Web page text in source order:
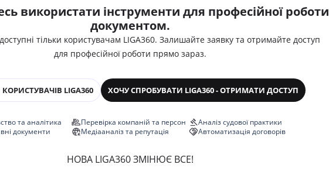
використати інструменти для професійної
документом.
тільки користувачам LIGA360. Залишайте заявку та отримайте доступ
для професійної роботи прямо зараз.
LIGA360 ХОЧУ СПРОБУВАТИ LIGA360 - ОТРИМАТИ ДОСТУП
та аналітика
документи
Перевірка компаній та персон
Медіааналіз та репутація
Аналіз судової практики
Автоматизація договорів
НОВА LIGA360 ЗМІНЮЄ ВСЕ!